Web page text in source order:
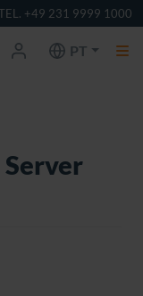
+49 231 9999 1000
PT